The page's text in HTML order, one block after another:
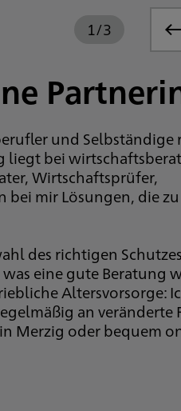
1/3
und Selbständige
liegt bei
Wirtschaftsprüfer,
mir Lösungen, die
des richtigen
eine gute Beratung
Altersvorsorge:
an veränderte
Merzig oder bequem